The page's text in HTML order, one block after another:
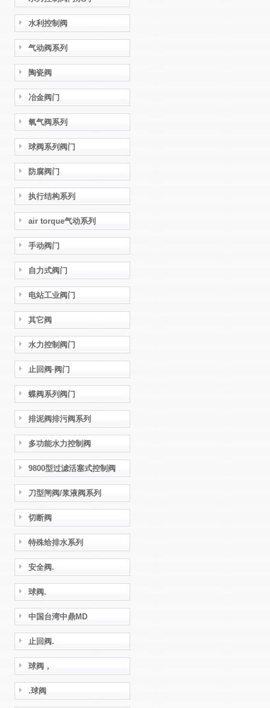
水利控制阀
气动阀系列
陶瓷阀
冶金阀门
氧气阀系列
球阀系列阀门
防腐阀门
执行结构系列
air torque气动系列
手动阀门
自力式阀门
电站工业阀门
其它阀
水力控制阀门
止回阀·阀门
蝶阀系列阀门
排泥阀排污阀系列
多功能水力控制阀
9800型过滤活塞式控制阀
刀型闸阀/浆液阀系列
切断阀
特殊给排水系列
安全阀.
球阀.
中国台湾中鼎MD
止回阀.
球阀，
.球阀